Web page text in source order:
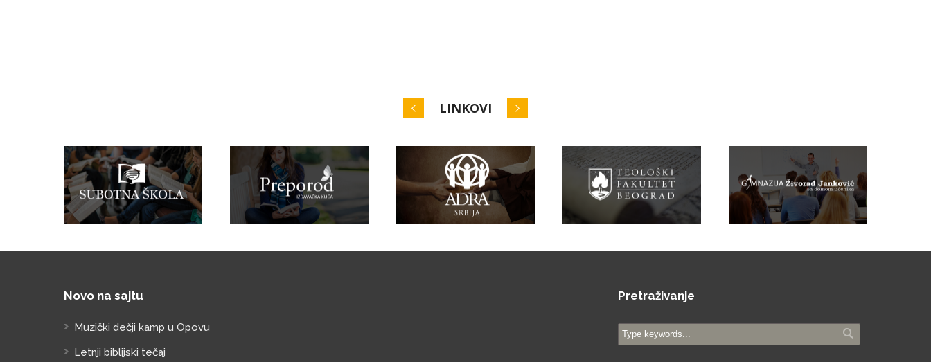
LINKOVI
Novo na sajtu
Muzički dečji kamp u Opovu
Letnji biblijski tečaj
Pretraživanje